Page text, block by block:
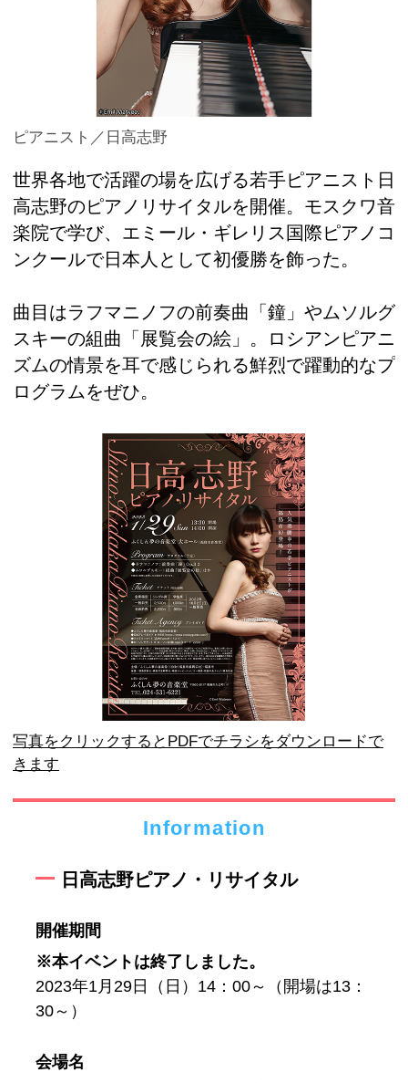
ピアニスト／日高志野
世界各地で活躍の場を広げる若手ピアニスト日
高志野のピアノリサイタルを開催。モスクワ音
楽院で学び、エミール・ギレリス国際ピアノコ
ンクールで日本人として初優勝を飾った。
曲目はラフマニノフの前奏曲「鐘」やムソルグ
スキーの組曲「展覧会の絵」。ロシアンピアニ
ズムの情景を耳で感じられる鮮烈で躍動的なプ
ログラムをぜひ。
写真をクリックするとPDFでチラシをダウンロードで
きます
Information
日高志野ピアノ・リサイタル
開催期間
※本イベントは終了しました。
2023年1月29日（日）14：00～（開場は13：
30～）
会場名